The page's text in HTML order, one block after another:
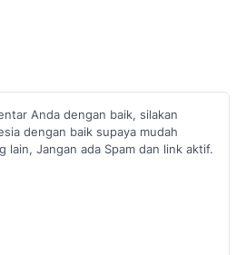
Anda dengan baik, silakan
dengan baik supaya mudah
lain, Jangan ada Spam dan link aktif.